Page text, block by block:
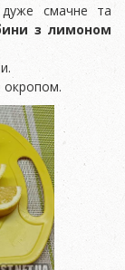
смачне та
з лимоном
окропом.